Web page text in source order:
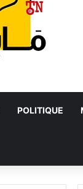
POLITIQUE